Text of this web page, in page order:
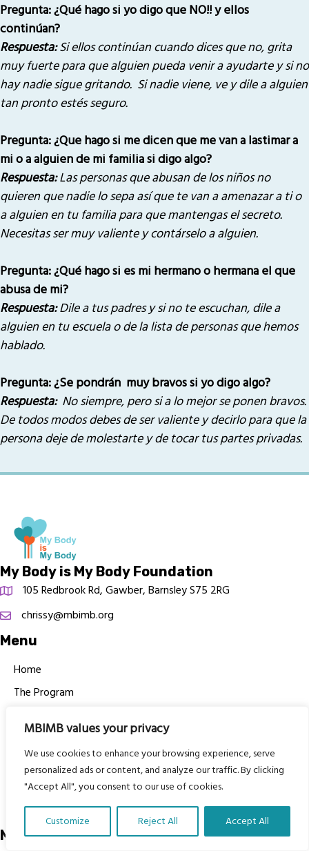
MBIMB values your privacy
We use cookies to enhance your browsing experience, serve
personalized ads or content, and analyze our traffic. By clicking
"Accept All", you consent to our use of cookies.
Customize Reject All Accept All
Pregunta: ¿Qué hago si yo digo que NO!! y ellos
continúan?
Respuesta: Si ellos continúan cuando dices que no, grita
muy fuerte para que alguien pueda venir a ayudarte y si no
hay nadie sigue gritando. Si nadie viene, ve y dile a alguien
tan pronto estés seguro.
Pregunta: ¿Que hago si me dicen que me van a lastimar a
mi o a alguien de mi familia si digo algo?
Respuesta:Las personas que abusan de los niños no
quieren que nadie lo sepa así que te van a amenazar a ti o
a alguien en tu familia para que mantengas el secreto.
Necesitas ser muy valiente y contárselo a alguien.
Pregunta: ¿Qué hago si es mi hermano o hermana el que
abusa de mi?
Respuesta:Dile a tus padres y si no te escuchan, dile a
alguien en tu escuela o de la lista de personas que hemos
hablado.
Pregunta: ¿Se pondrán muy bravos si yo digo algo?
Respuesta: No siempre, pero si a lo mejor se ponen bravos.
De todos modos debes de ser valiente y decirlo para que la
persona deje de molestarte y de tocar tus partes privadas.
My Body is My Body Foundation
105 Redbrook Rd, Gawber, Barnsley S75 2RG
chrissy@mbimb.org
Menu
Home
The Program
MBIMB Resources
About
RAG4GE MBIMB Champions 2026
MenuTranslate Our Website »